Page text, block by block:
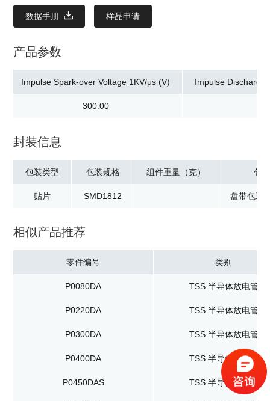
数据手册 样品申请
产品参数
Impulse Spark-over Voltage 1KV/μs (V)
300.00
Impulse Discharge
封装信息
包装类型
贴片
包装规格
SMD1812
组件重量（克） 包
盘带包装
相似产品推荐
零件编号 类别
P0080DA TSS 半导体放电管
P0220DA TSS 半导体放电管
P0300DA TSS 半导体放电管
P0400DA TSS 半导体放电管
P0450DAS TSS 半导体放电管